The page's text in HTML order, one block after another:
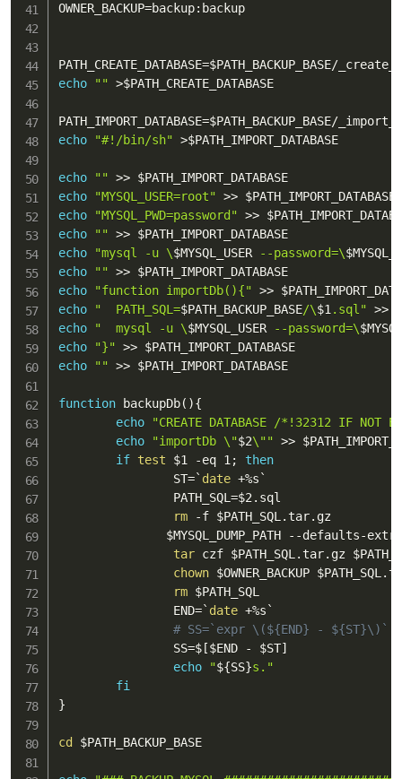
OWNER_BACKUP=backup:backup
PATH_CREATE_DATABASE=$PATH_BACKUP_BASE
echo
"" >$PATH_CREATE_DATABASE
PATH_IMPORT_DATABASE=$PATH_BACKUP_BASE
echo
"#!/bin/sh" >$PATH_IMPORT_DATABASE
echo "" >> $PATH_IMPORT_DATABASE
echo
"MYSQL_USER=root" >> $PATH_IMPORT_DATABASE
echo
"MYSQL_PWD=password" >>
echo
"" >> $PATH_IMPORT_DATABASE
echo
"mysql -u \$MYSQL_USER --password=\
echo
"" >> $PATH_IMPORT_DATABASE
echo
"function importDb(){" >>
echo
"  PATH_SQL=$PATH_BACKUP_BASE/\$1.sql" >>
echo
"  mysql -u \$MYSQL_USER --password=\
echo
"}" >> $PATH_IMPORT_DATABASE
echo
"" >> $PATH_IMPORT_DATABASE
function backupDb( ){
echo
"CREATE DATABASE /*!32312 IF NOT
echo
"importDb \"$2\"" >>
if test $1 -eq 1;
then
                ST
=` date +%s `
                PATH_SQL
=$2.sql
rm -f $PATH_SQL.tar.gz
$MYSQL_DUMP_PATH --defaults-
tar czf $PATH_SQL.tar.gz
chown $OWNER_BACKUP $PATH_SQL
rm $PATH_SQL
                END
=` date +%s `
# SS=`expr \(${END} - ${ST}\)`
                SS
=$ [$END - $ST]
echo
"${SS}s."
fi
}
cd $PATH_BACKUP_BASE